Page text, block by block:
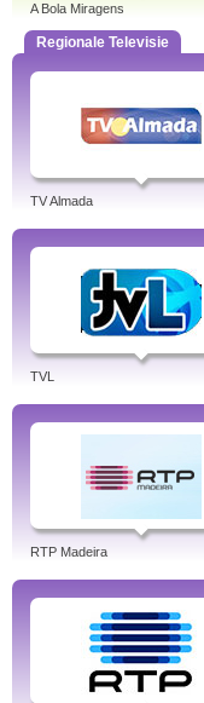
A Bola Miragens
Regionale Televisie
TV Almada
TVL
RTP Madeira